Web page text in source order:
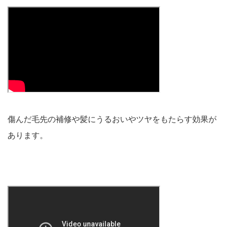
傷んだ毛先の補修や髪にうるおいやツヤをもたらす効果が
あります。